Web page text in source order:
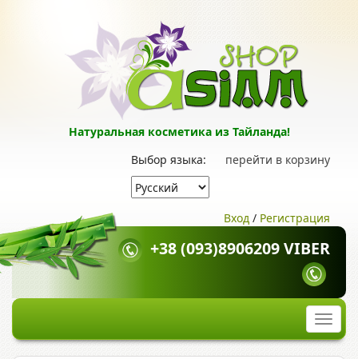
Натуральная косметика из Тайланда!
перейти в корзину
Выбор языка:
Вход / Регистрация
+38 (093)8906209 VIBER